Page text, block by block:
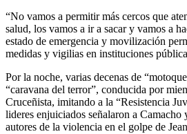
“No vamos a permitir más cercos que
salud, los vamos a ir a sacar y vamos a
estado de emergencia y movilización
medidas y vigilias en instituciones
Por la noche, varias decenas de
“caravana del terror”, conducida por
Cruceñista, imitando a la “Resistencia
lideres enjuiciados señalaron a
autores de la violencia en el golpe de